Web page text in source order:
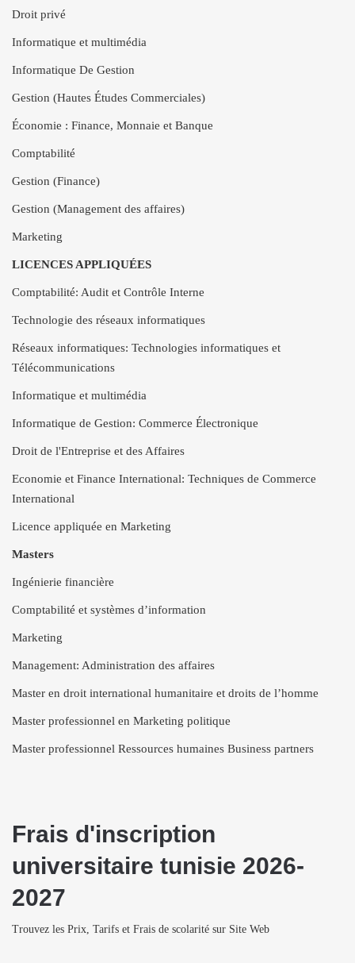
Droit privé
Informatique et multimédia
Informatique De Gestion
Gestion (Hautes Études Commerciales)
Économie : Finance, Monnaie et Banque
Comptabilité
Gestion (Finance)
Gestion (Management des affaires)
Marketing
LICENCES APPLIQUÉES
Comptabilité: Audit et Contrôle Interne
Technologie des réseaux informatiques
Réseaux informatiques: Technologies informatiques et
Télécommunications
Informatique et multimédia
Informatique de Gestion: Commerce Électronique
Droit de l'Entreprise et des Affaires
Economie et Finance International: Techniques de Commerce
International
Licence appliquée en Marketing
Masters
Ingénierie financière
Comptabilité et systèmes d’information
Marketing
Management: Administration des affaires
Master en droit international humanitaire et droits de l’homme
Master professionnel en Marketing politique
Master professionnel Ressources humaines Business partners
Frais d'inscription
universitaire tunisie 2026-
2027
Trouvez les Prix, Tarifs et Frais de scolarité sur Site Web